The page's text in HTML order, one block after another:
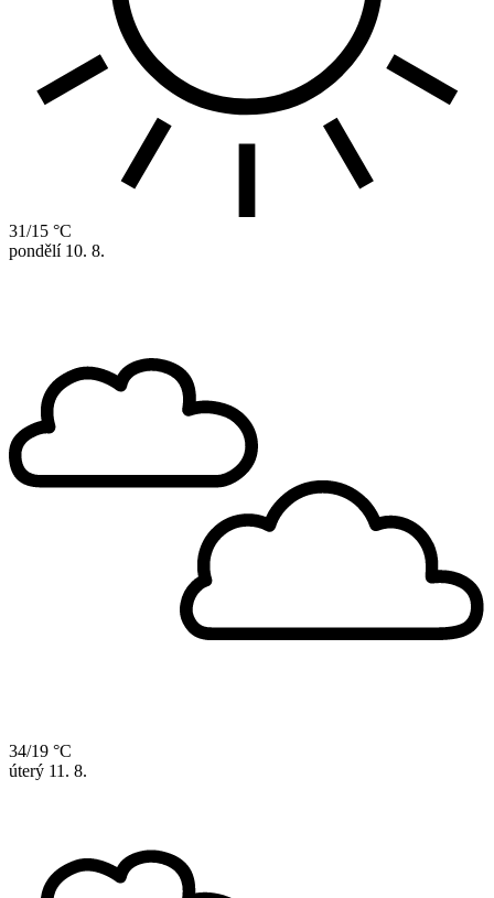
31/15 °C
pondělí 10. 8.
34/19 °C
úterý 11. 8.